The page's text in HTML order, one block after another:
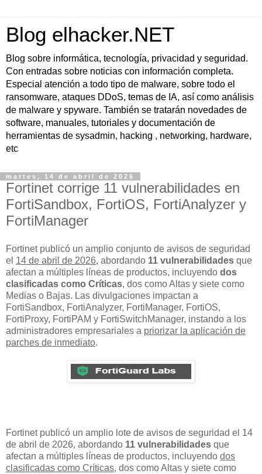
Blog elhacker.NET
Blog sobre informática, tecnología, privacidad y seguridad.
Con entradas sobre noticias con información completa.
Especial atención a todo tipo de malware, sobre todo el
ransomware, ataques DDoS, temas de IA, así como análisis
de malware y spyware. También se tratarán novedades de
software, manuales, tutoriales y documentación de
herramientas de sysadmin, hacking , networking, hardware,
etc
martes, 14 de abril de 2026
Fortinet corrige 11 vulnerabilidades en
FortiSandbox, FortiOS, FortiAnalyzer y
FortiManager
Fortinet publicó un amplio conjunto de avisos de seguridad
el 14 de abril de 2026, abordando 11 vulnerabilidades que
afectan a múltiples líneas de productos, incluyendo dos
clasificadas como Críticas, dos como Altas y siete como
Medias o Bajas. Las divulgaciones impactan a
FortiSandbox, FortiAnalyzer, FortiManager, FortiOS,
FortiProxy, FortiPAM y FortiSwitchManager, instando a los
administradores empresariales a priorizar la aplicación de
parches de inmediato.
Fortinet publicó un amplio lote de avisos de seguridad el 14
de abril de 2026, abordando 11 vulnerabilidades que
afectan a múltiples líneas de productos, incluyendo dos
clasificadas como Críticas, dos como Altas y siete como